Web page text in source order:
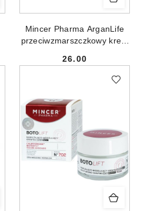
Mincer Pharma ArganLife
przeciwzmarszczkowy krem
No.804 15ml
Cena:
26.00